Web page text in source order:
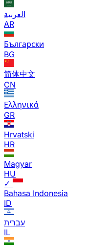
العربية
AR
Български
BG
简体中文
CN
Ελληνικά
GR
Hrvatski
HR
Magyar
HU
✓
Bahasa Indonesia
ID
עברית
IL